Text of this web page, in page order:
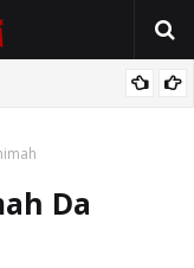
Da